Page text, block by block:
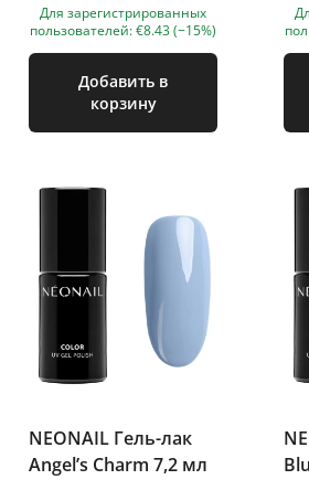
Для зарегистрированных
пользователей: €8.43 (−15%)
Добавить в
корзину
NEONAIL Гель-лак
Angel’s Charm 7,2 мл